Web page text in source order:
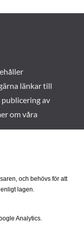
länkar till
av
om våra
och behövs för att
lagen.
Analytics.